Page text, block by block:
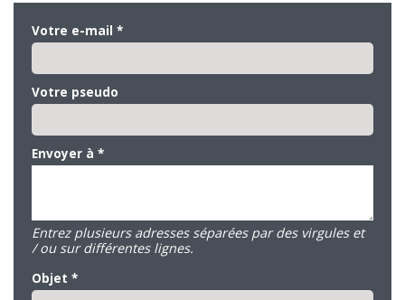
Votre e-mail *
Votre pseudo
Envoyer à *
Entrez plusieurs adresses séparées par des virgules et
/ ou sur différentes lignes.
Objet *